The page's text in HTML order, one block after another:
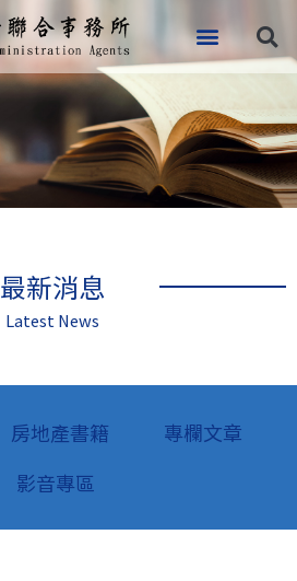
最新消息
Latest News
房地產書籍
專欄文章
影音專區